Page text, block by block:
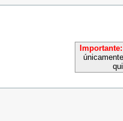
Importante: